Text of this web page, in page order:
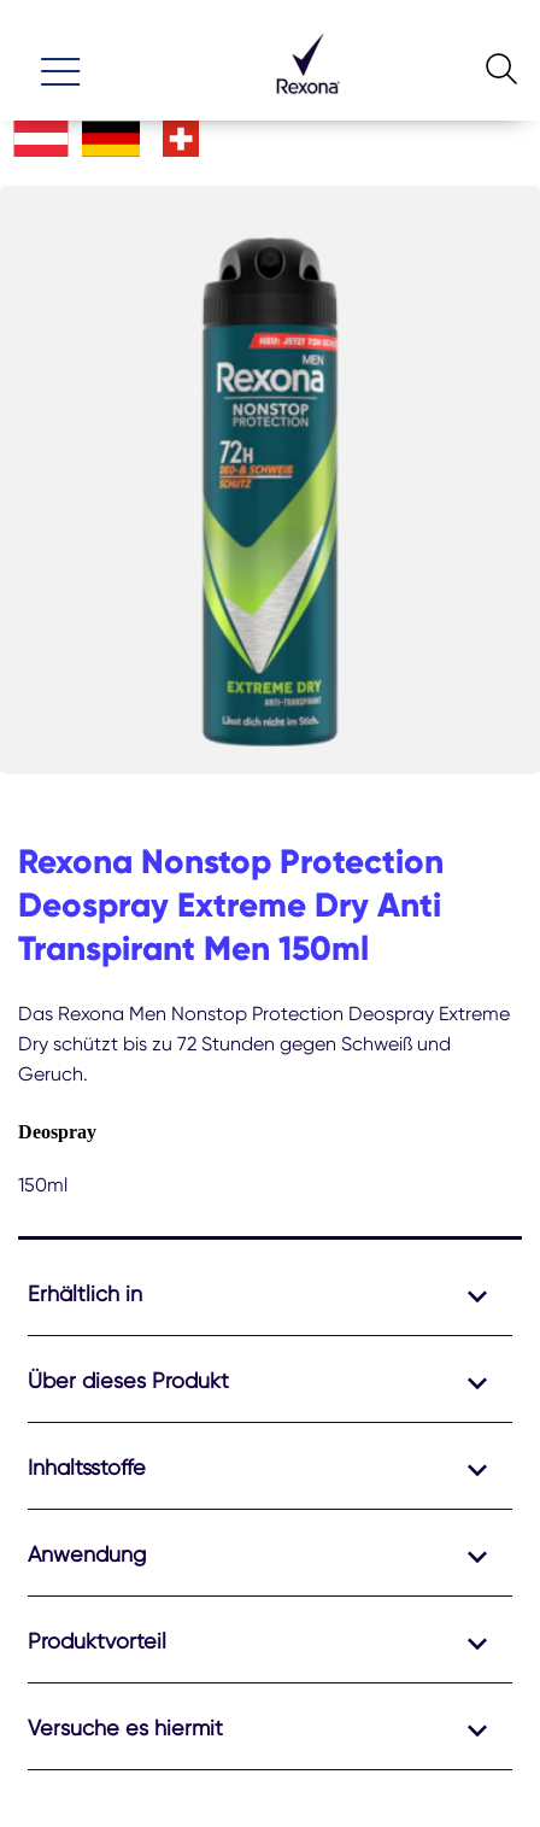
Rexona Nonstop Protection
Deospray Extreme Dry Anti
Transpirant Men 150ml
Das Rexona Men Nonstop Protection Deospray Extreme
Dry schützt bis zu 72 Stunden gegen Schweiß und
Geruch.
Deospray
150ml
Erhältlich in
Über dieses Produkt
Inhaltsstoffe
Anwendung
Produktvorteil
Versuche es hiermit